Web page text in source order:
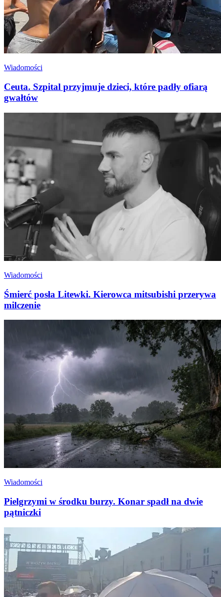
Wiadomości
Ceuta. Szpital przyjmuje dzieci, które padły ofiarą
gwałtów
Wiadomości
Śmierć posła Litewki. Kierowca mitsubishi przerywa
milczenie
Wiadomości
Pielgrzymi w środku burzy. Konar spadł na dwie
pątniczki